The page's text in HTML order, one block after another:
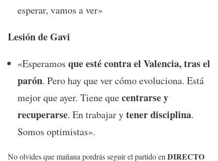
esperar, vamos a ver»
Lesión de Gavi
«Esperamos que esté contra el Valencia, tras el
parón. Pero hay que ver cómo evoluciona. Está
mejor que ayer. Tiene quecentrarse y
recuperarse. En trabajar ytener disciplina.
Somos optimistas».
No olvides que mañana pordrás seguir el partido en DIRECTO